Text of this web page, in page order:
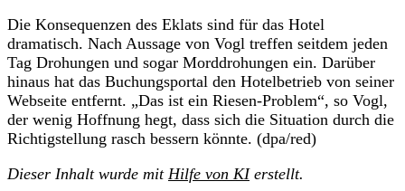
Die Konsequenzen des Eklats sind für das Hotel
dramatisch. Nach Aussage von Vogl treffen seitdem jeden
Tag Drohungen und sogar Morddrohungen ein. Darüber
hinaus hat das Buchungsportal den Hotelbetrieb von seiner
Webseite entfernt. „Das ist ein Riesen-Problem“, so Vogl,
der wenig Hoffnung hegt, dass sich die Situation durch die
Richtigstellung rasch bessern könnte. (dpa/red)
Dieser Inhalt wurde mit Hilfe von KIerstellt.